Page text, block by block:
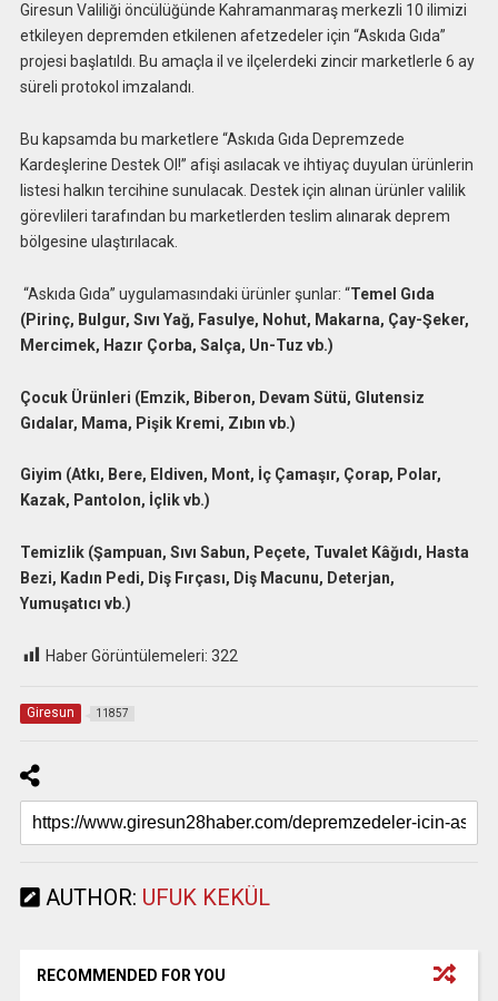
Giresun Valiliği öncülüğünde Kahramanmaraş merkezli 10 ilimizi
etkileyen depremden etkilenen afetzedeler için “Askıda Gıda”
projesi başlatıldı. Bu amaçla il ve ilçelerdeki zincir marketlerle 6 ay
süreli protokol imzalandı.
Bu kapsamda bu marketlere “Askıda Gıda Depremzede
Kardeşlerine Destek Ol!” afişi asılacak ve ihtiyaç duyulan ürünlerin
listesi halkın tercihine sunulacak. Destek için alınan ürünler valilik
görevlileri tarafından bu marketlerden teslim alınarak deprem
bölgesine ulaştırılacak.
“Askıda Gıda” uygulamasındaki ürünler şunlar: “Temel Gıda
(Pirinç, Bulgur, Sıvı Yağ, Fasulye, Nohut, Makarna, Çay-Şeker,
Mercimek, Hazır Çorba, Salça, Un-Tuz vb.)
Çocuk Ürünleri (Emzik, Biberon, Devam Sütü, Glutensiz
Gıdalar, Mama, Pişik Kremi, Zıbın vb.)
Giyim (Atkı, Bere, Eldiven, Mont, İç Çamaşır, Çorap, Polar,
Kazak, Pantolon, İçlik vb.)
Temizlik (Şampuan, Sıvı Sabun, Peçete, Tuvalet Kâğıdı, Hasta
Bezi, Kadın Pedi, Diş Fırçası, Diş Macunu, Deterjan,
Yumuşatıcı vb.)
Haber Görüntülemeleri: 322
Giresun 11857
AUTHOR: UFUK KEKÜL
RECOMMENDED FOR YOU